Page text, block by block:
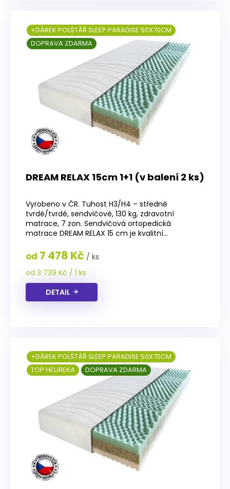
DREAM RELAX 15cm 1+1 (v balení 2 ks)
hodnocení
produktu
je
4,8
z
hvězdiček.
+DÁREK POLŠTÁŘ SLEEP PARADISE 50X70CM
DOPRAVA ZDARMA
Vyrobeno v ČR. Tuhost H3/H4 – středně
tvrdé/tvrdé, sendvičové, 130 kg, zdravotní
matrace, 7 zon. Sendvičová ortopedická
matrace DREAM RELAX 15 cm je kvalitní...
od 7 478 Kč / ks
Měrná
cena:
od 3 739 Kč / 1 ks
DETAIL
+DÁREK POLŠTÁŘ SLEEP PARADISE 50X70CM
TOP HEUREKA
DOPRAVA ZDARMA